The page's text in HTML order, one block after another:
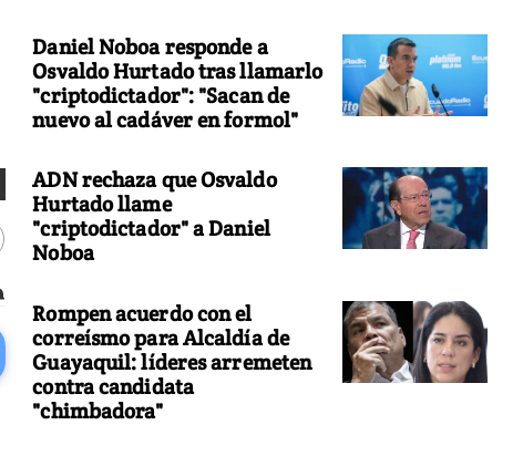
Daniel Noboa responde a
Osvaldo Hurtado tras llamarlo
"criptodictador": "Sacan de
nuevo al cadáver en formol"
ADN rechaza que Osvaldo
Hurtado llame
"criptodictador" a Daniel
Noboa
Rompen acuerdo con el
correísmo para Alcaldía de
Guayaquil: líderes arremeten
contra candidata
"chimbadora"